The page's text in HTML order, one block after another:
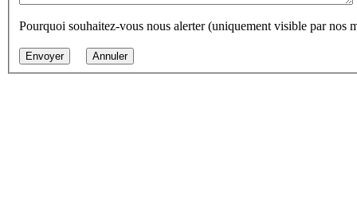
Pourquoi souhaitez-vous nous alerter (uniquement visible par nos